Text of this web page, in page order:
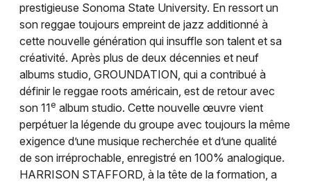
Newsletter des sorties
Artistes en tournée
Actus à Lyon
Magazine à Lyon
prestigieuse Sonoma State University. En ressort un
son reggae toujours empreint de jazz additionné à
cette nouvelle génération qui insuffle son talent et sa
créativité. Après plus de deux décennies et neuf
albums studio, GROUNDATION, qui a contribué à
définir le reggae roots américain, est de retour avec
son 11e album studio. Cette nouvelle œuvre vient
perpétuer la légende du groupe avec toujours la même
exigence d’une musique recherchée et d’une qualité
de son irréprochable, enregistré en 100% analogique.
HARRISON STAFFORD, à la tête de la formation, a